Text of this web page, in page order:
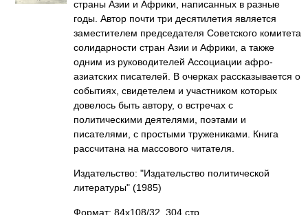
страны Азии и Африки, написанных в разные
годы. Автор почти три десятилетия является
заместителем председателя Советского комитета
солидарности стран Азии и Африки, а также
одним из руководителей Ассоциации афро-
азиатских писателей. В очерках рассказывается о
событиях, свидетелем и участником которых
довелось быть автору, о встречах с
политическими деятелями, поэтами и
писателями, с простыми тружениками. Книга
рассчитана на массового читателя.
Издательство: "Издательство политической
литературы" (1985)
Формат: 84x108/32, 304 стр.